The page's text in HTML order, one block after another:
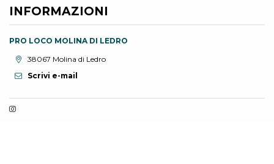
INFORMAZIONI
PRO LOCO MOLINA DI LEDRO
Località:38067 Molina di Ledro
Scrivi e-mail